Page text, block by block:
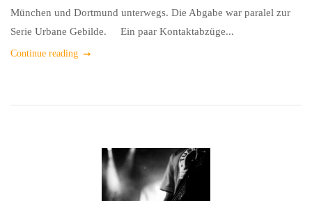
München und Dortmund unterwegs. Die Abgabe war paralel zur
Serie Urbane Gebilde. Ein paar Kontaktabzüge...
Continue reading